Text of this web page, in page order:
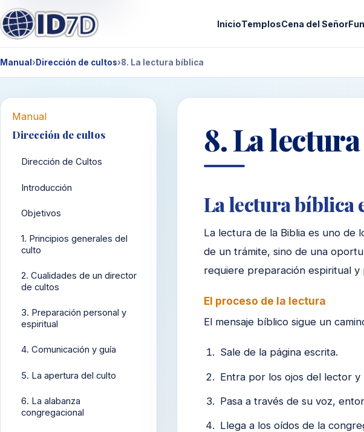
InicioTemplosCena del Señor
Manual›Dirección de cultos›8. La lectura bíblica
Manual
Dirección de cultos
Dirección de Cultos
Introducción
Objetivos
1. Principios generales del
culto
2. Cualidades de un director
de cultos
3. Preparación personal y
espiritual
4. Comunicación y guía
5. La apertura del culto
6. La alabanza
congregacional
8. La
La lectura bíblica
La lectura de la Biblia es uno de
de un trámite, sino de una
requiere preparación espiritual y
El proceso de la lectura
El mensaje bíblico sigue un
Sale de la página escrita.
Entra por los ojos del lector
Pasa a través de su voz,
Llega a los oídos de la